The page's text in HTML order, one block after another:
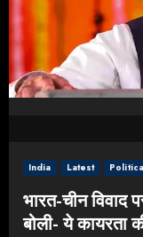
India Latest
भारत-चीन विवाद
बोली- ये कायरता